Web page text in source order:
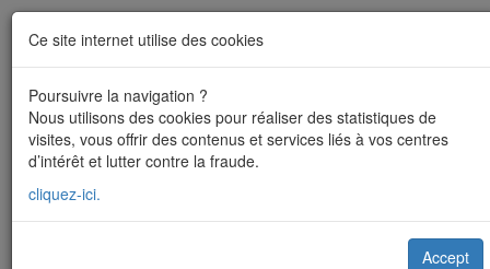
Ce site internet utilise des cookies
Poursuivre la navigation ?
Nous utilisons des cookies pour réaliser des statistiques de
visites, vous offrir des contenus et services liés à vos centres
d’intérêt et lutter contre la fraude.
cliquez-ici.
Accept